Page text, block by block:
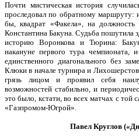
Почти мистическая история
проследовал по обратному маршруту:
бы, квадрат «Факела», на
Константина Бакуна. Судьба пошутила
историю Воронкова и Тюрина:
накануне первого тура чемпионата,
единственного диагонального без
Клюки в начале турнира и
грязь лицом и проявил себя
возможностей стабильно, и
это было, кстати, во всех матчах с той
«Газпромом-Югрой».
Павел Круглов